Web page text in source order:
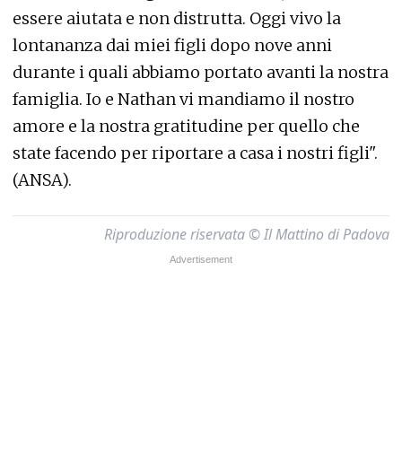
essere aiutata e non distrutta. Oggi vivo la
lontananza dai miei figli dopo nove anni
durante i quali abbiamo portato avanti la nostra
famiglia. Io e Nathan vi mandiamo il nostro
amore e la nostra gratitudine per quello che
state facendo per riportare a casa i nostri figli".
(ANSA).
Riproduzione riservata © Il Mattino di Padova